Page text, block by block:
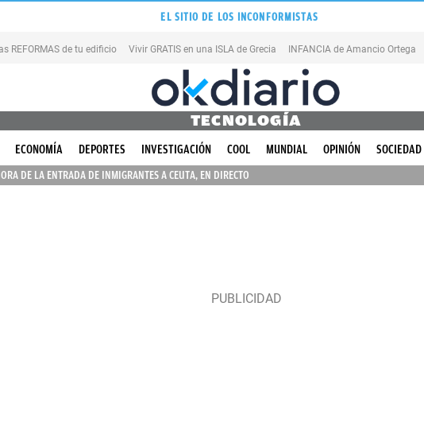
EL SITIO DE LOS INCONFORMISTAS
REFORMAS de tu edificio Vivir GRATIS en una ISLA de Grecia INFANCIA de Amancio Ortega
TECNOLOGÍA
ECONOMÍA DEPORTES INVESTIGACIÓN COOL MUNDIAL OPINIÓN SOCIEDAD
DE LA ENTRADA DE INMIGRANTES A CEUTA, EN DIRECTO